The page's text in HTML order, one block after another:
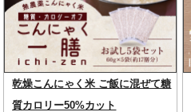
乾燥こんにゃく米 ご飯に混ぜて糖
質カロリー50%カット